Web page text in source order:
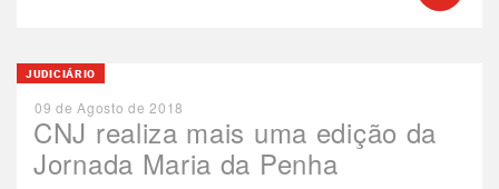
CNJ realiza mais uma edição da
Jornada Maria da Penha
JUDICIÁRIO
09 de Agosto de 2018